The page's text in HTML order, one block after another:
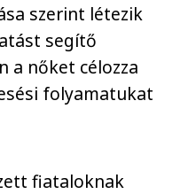
szerint létezik
segítő
a nőket célozza
folyamatukat
fiataloknak